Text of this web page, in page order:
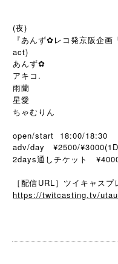
(夜)
『あんず✿レコ発京阪企画
act)
あんず✿
アキコ.
雨蘭
星愛
ちゃむりん
open/start 18:00/18:30
adv/day ¥2500/
2days通しチケット
［配信URL］ツイキャス
https://twitcasting.tv/